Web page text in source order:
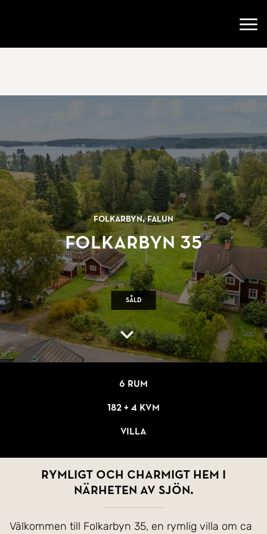
Folkarbyn, Falun
Folkarbyn 35
Såld
6 rum
182 + 4 kvm
Villa
Rymligt och charmigt hem i
närheten av sjön.
Välkommen till Folkarbyn 35, en rymlig villa om ca